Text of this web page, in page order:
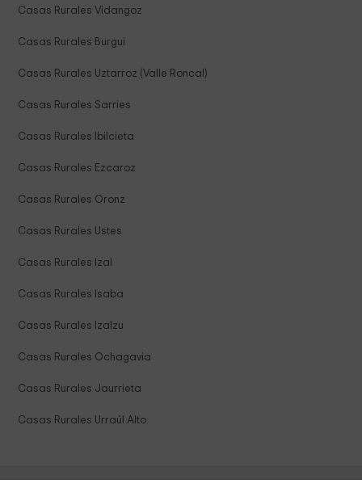
Casas Rurales Vidangoz
Casas Rurales Burgui
Casas Rurales Uztarroz (Valle Roncal)
Casas Rurales Sarries
Casas Rurales Ibilcieta
Casas Rurales Ezcaroz
Casas Rurales Oronz
Casas Rurales Ustes
Casas Rurales Izal
Casas Rurales Isaba
Casas Rurales Izalzu
Casas Rurales Ochagavia
Casas Rurales Jaurrieta
Casas Rurales Urraúl Alto